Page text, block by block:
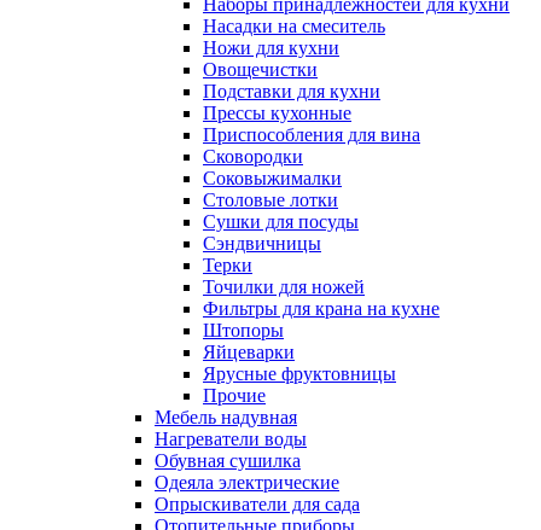
Наборы принадлежностей для кухни
Насадки на смеситель
Ножи для кухни
Овощечистки
Подставки для кухни
Прессы кухонные
Приспособления для вина
Сковородки
Соковыжималки
Столовые лотки
Сушки для посуды
Сэндвичницы
Терки
Точилки для ножей
Фильтры для крана на кухне
Штопоры
Яйцеварки
Ярусные фруктовницы
Прочие
Мебель надувная
Нагреватели воды
Обувная сушилка
Одеяла электрические
Опрыскиватели для сада
Отопительные приборы